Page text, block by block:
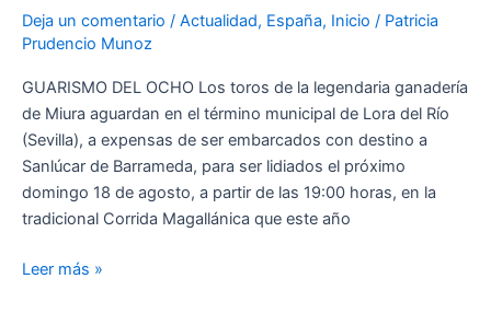
Deja un comentario / Actualidad, España, Inicio / Patricia
Prudencio Munoz
GUARISMO DEL OCHO Los toros de la legendaria ganadería
de Miura aguardan en el término municipal de Lora del Río
(Sevilla), a expensas de ser embarcados con destino a
Sanlúcar de Barrameda, para ser lidiados el próximo
domingo 18 de agosto, a partir de las 19:00 horas, en la
tradicional Corrida Magallánica que este año
VI
Magallánica
Leer más »